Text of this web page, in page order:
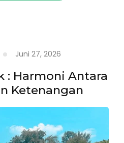
Juni 27, 2026
: Harmoni Antara
Ketenangan